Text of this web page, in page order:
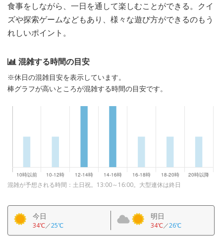
食事をしながら、一日を通して楽しむことができる。クイ
ズや探索ゲームなどもあり、様々な遊び方ができるのもう
れしいポイント。
混雑する時間の目安
※休日の混雑目安を表示しています。
棒グラフが高いところが混雑する時間の目安です。
混雑が予想される時間：土日祝。13:00～16:00。大型連休は終日
今日
34℃／25℃
明日
34℃／26℃